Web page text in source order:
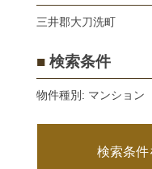
三井郡大刀洗町
■検索条件
物件種別: マンション
検索条件